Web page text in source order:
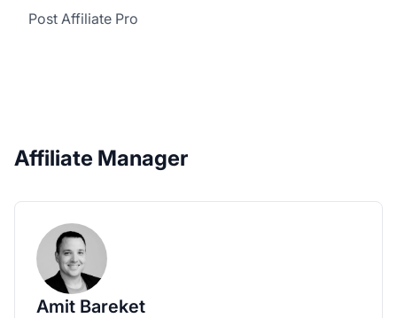
Post Affiliate Pro
Affiliate Manager
Amit Bareket